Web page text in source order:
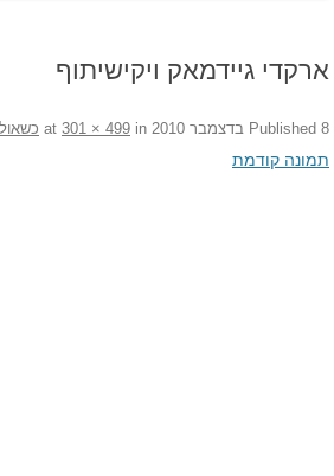
ארקדי גיידמאק ויקישיתוף
Published 8 בדצמבר 2010 301 × 499 in
תמונה קודמת